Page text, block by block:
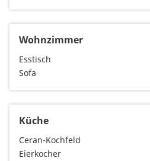
Wohnzimmer
Esstisch
Sofa
Küche
Ceran-Kochfeld
Eierkocher